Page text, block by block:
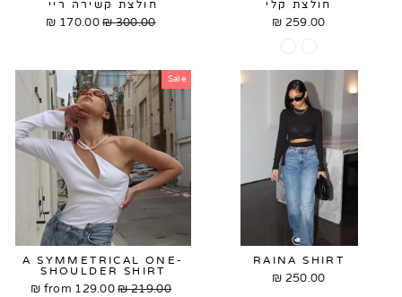
חולצת קלי
259.00 ₪
חולצת קשירה ריי
Regular
300.00 ₪
Sale
170.00 ₪
RAINA SHIRT
250.00 ₪
Sale
A SYMMETRICAL ONE-
SHOULDER SHIRT
Regular
219.00 ₪
Sale
from 129.00 ₪